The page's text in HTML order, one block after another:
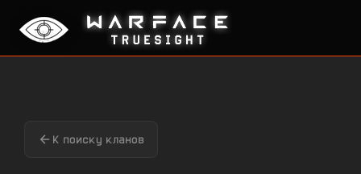
К поиску кланов